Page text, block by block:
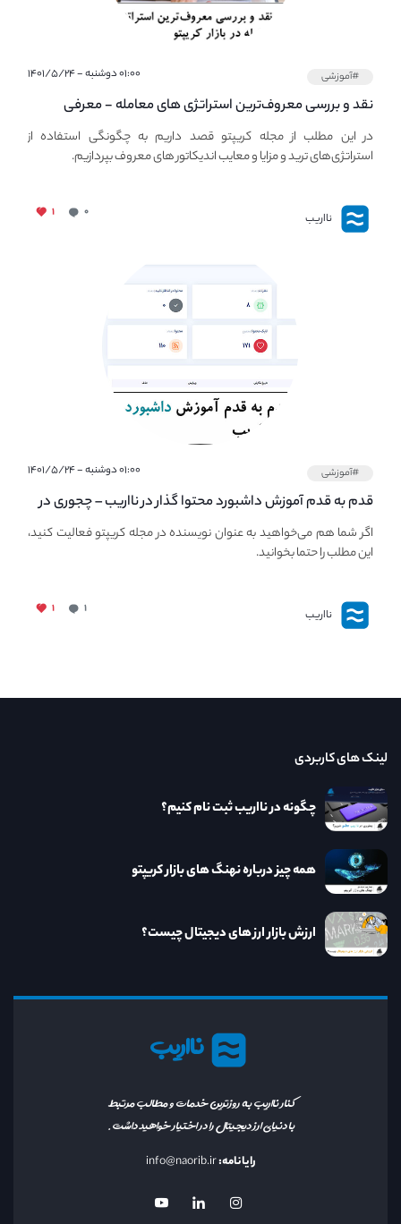
#آموزشی ۰۱:۰۰ دوشنبه - ۱۴۰۱/۵/۲۴
نقد و بررسی معروف‌ترین استراتژی های معامله - معرفی
استراتژی های مهم ترید در بازار کریپتو
در این مطلب از مجله کریپتو قصد داریم به چگونگی استفاده از
استراتژی‌های ترید و مزایا و معایب اندیکاتور های معروف بپردازیم.
نااریب ۰ ۱
#آموزشی ۰۱:۰۰ دوشنبه - ۱۴۰۱/۵/۲۴
قدم به قدم آموزش داشبورد محتوا گذار در نااریب – چجوری در
نااریب محتوا بگذاریم؟
اگر شما هم می‌خواهید به عنوان نویسنده در مجله کریپتو فعالیت کنید،
این مطلب را حتما بخوانید.
نااریب ۱ ۱
نااریب
کنار نااریب به روزترین خدمات و مطالب مرتبط
با دنیای ارز دیجیتال را در اختیار خواهید داشت.
رایانامه:info@naorib.ir
لینک های کاربردی
چگونه در نااریب ثبت نام کنیم؟
همه چیز درباره نهنگ های بازار کریپتو
ارزش بازار ارز های دیجیتال چیست؟